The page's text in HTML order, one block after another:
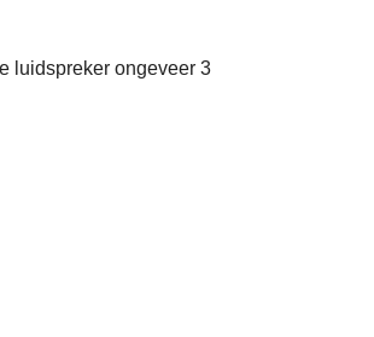
luidspreker ongeveer 3